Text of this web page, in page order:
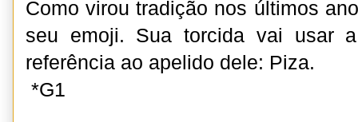
Como virou tradição nos últimos
seu emoji. Sua torcida vai usar
referência ao apelido dele: Piza.
*G1